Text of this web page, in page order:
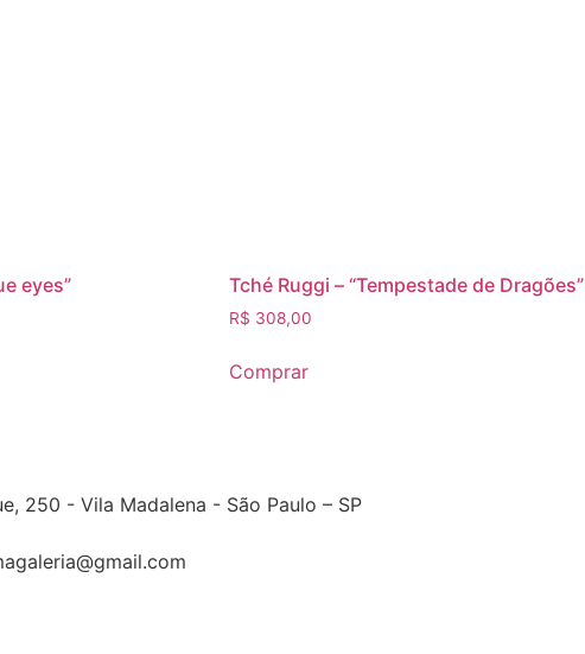
eyes” Tché Ruggi – “Tempestade de Dragões”
R$ 308,00
Comprar
250 - Vila Madalena - São Paulo – SP